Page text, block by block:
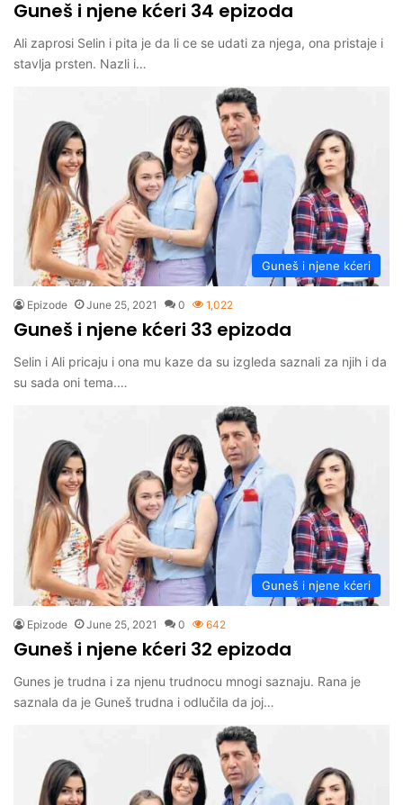
Guneš i njene kćeri 34 epizoda
Ali zaprosi Selin i pita je da li ce se udati za njega, ona pristaje i
stavlja prsten. Nazli i…
Guneš i njene kćeri
Epizode June 25, 2021 0 1,022
Guneš i njene kćeri 33 epizoda
Selin i Ali pricaju i ona mu kaze da su izgleda saznali za njih i da
su sada oni tema.…
Guneš i njene kćeri
Epizode June 25, 2021 0 642
Guneš i njene kćeri 32 epizoda
Gunes je trudna i za njenu trudnocu mnogi saznaju. Rana je
saznala da je Guneš trudna i odlučila da joj…